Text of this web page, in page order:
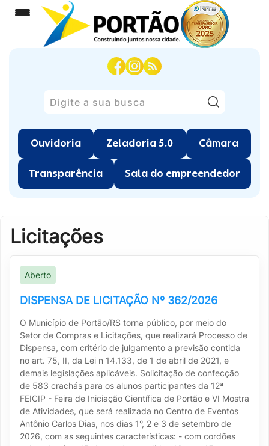
Ouvidoria Zeladoria 5.0 Câmara
Transparência Sala do empreendedor
Licitações
Aberto
DISPENSA DE LICITAÇÃO Nº 362/2026
O Município de Portão/RS torna público, por meio do
Setor de Compras e Licitações, que realizará Processo de
Dispensa, com critério de julgamento a previsão contida
no art. 75, II, da Lei n 14.133, de 1 de abril de 2021, e
demais legislações aplicáveis. Solicitação de confecção
de 583 crachás para os alunos participantes da 12ª
FEICIP - Feira de Iniciação Científica de Portão e VI Mostra
de Atividades, que será realizada no Centro de Eventos
Antônio Carlos Dias, nos dias 1°, 2 e 3 de setembro de
2026, com as seguintes características: - com cordões